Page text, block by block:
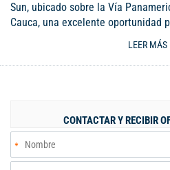
Sun, ubicado sobre la Vía
Cauca, una excelente oportunidad
sueños en un entorno natural,
niños, gimnasio, juegos infantiles
comodidad y proyección de
LEER MÁS
CONTACTAR Y RECIBIR